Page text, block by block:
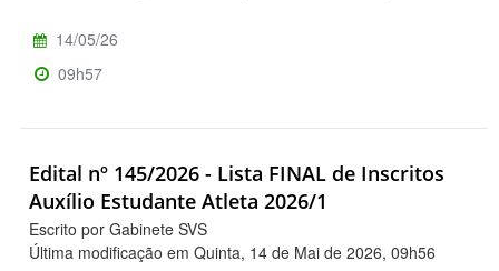
14/05/26
09h57
Edital nº 145/2026 - Lista FINAL de Inscritos
Auxílio Estudante Atleta 2026/1
Escrito por Gabinete SVS
Última modificação em Quinta, 14 de Mai de 2026, 09h56